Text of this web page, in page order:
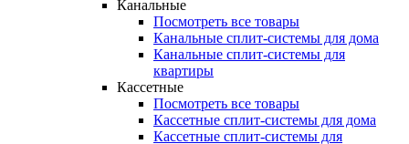
Канальные
Посмотреть все товары
Канальные сплит-системы для дома
Канальные сплит-системы для
квартиры
Кассетные
Посмотреть все товары
Кассетные сплит-системы для дома
Кассетные сплит-системы для